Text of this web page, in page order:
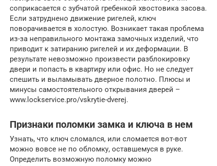
соприкасается с зубчатой гребенкой хвостовика засова.
Если затруднено движение ригелей, ключ
поворачивается в холостую. Возникает такая проблема
из-за неправильного монтажа замочных изделий, что
приводит к затиранию ригелей и их деформации. В
результате невозможно произвести разблокировку
двери и попасть в квартиру или офис. Но не следует
спешить и выламывать дверное полотно. Плюсы и
минусы самостоятельного открывания дверей –
www.lockservice.pro/vskrytie-dverej.
Признаки поломки замка и ключа в нем
Узнать, что ключ сломался, или сломается вот-вот
можно вовсе не по обломку, оставшемуся в руке.
Определить возможную поломку можно